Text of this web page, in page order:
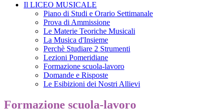
Il LICEO MUSICALE
Piano di Studi e Orario Settimanale
Prova di Ammissione
Le Materie Teoriche Musicali
La Musica d'Insieme
Perchè Studiare 2 Strumenti
Lezioni Pomeridiane
Formazione scuola-lavoro
Domande e Risposte
Le Esibizioni dei Nostri Allievi
Formazione scuola-lavoro